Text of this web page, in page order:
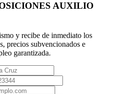
AUXILIO
y recibe de inmediato los
precios subvencionados e
garantizada.